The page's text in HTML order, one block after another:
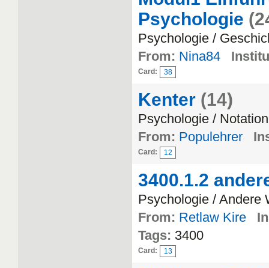
Psychologie
Psychologie /
From: Nina84
Card: 38
Kenter (14)
Psychologie / Notation
From: Populehrer
Card: 12
3400.1.2
Psychologie / Andere
From: Retlaw Kire
Tags: 3400
Card: 13